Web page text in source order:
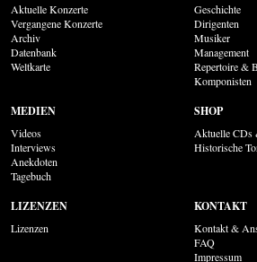
Aktuelle Konzerte
Vergangene Konzerte
Archiv
Datenbank
Weltkarte
Geschichte
Dirigenten
Musiker
Management
Repertoire &
Komponisten
MEDIEN
Videos
Interviews
Anekdoten
Tagebuch
SHOP
Aktuelle
Historische
LIZENZEN
Lizenzen
KONTAKT
Kontakt &
FAQ
Impressum